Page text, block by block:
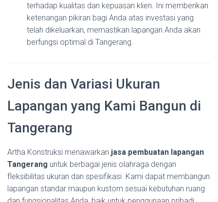
terhadap kualitas dan kepuasan klien. Ini memberikan
ketenangan pikiran bagi Anda atas investasi yang
telah dikeluarkan, memastikan lapangan Anda akan
berfungsi optimal di Tangerang.
Jenis dan Variasi Ukuran
Lapangan yang Kami Bangun di
Tangerang
Artha Konstruksi menawarkan jasa pembuatan lapangan
Tangerang untuk berbagai jenis olahraga dengan
fleksibilitas ukuran dan spesifikasi. Kami dapat membangun
lapangan standar maupun kustom sesuai kebutuhan ruang